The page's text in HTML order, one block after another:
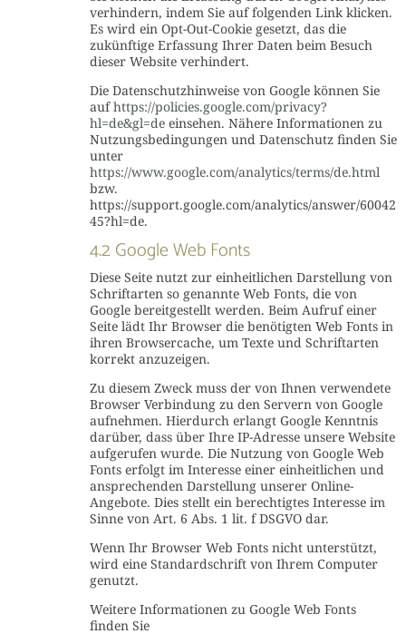
verhindern, indem Sie auf folgenden Link klicken.
Es wird ein Opt-Out-Cookie gesetzt, das die
zukünftige Erfassung Ihrer Daten beim Besuch
dieser Website verhindert.
Die Datenschutzhinweise von Google können Sie
aufhttps://policies.google.com/privacy?
hl=de&gl=de einsehen. Nähere Informationen zu
Nutzungsbedingungen und Datenschutz finden Sie
unter
https://www.google.com/analytics/terms/de.html
bzw.
https://support.google.com/analytics/answer/60042
45?hl=de.
4.2 Google Web Fonts
Diese Seite nutzt zur einheitlichen Darstellung von
Schriftarten so genannte Web Fonts, die von
Google bereitgestellt werden. Beim Aufruf einer
Seite lädt Ihr Browser die benötigten Web Fonts in
ihren Browsercache, um Texte und Schriftarten
korrekt anzuzeigen.
Zu diesem Zweck muss der von Ihnen verwendete
Browser Verbindung zu den Servern von Google
aufnehmen. Hierdurch erlangt Google Kenntnis
darüber, dass über Ihre IP-Adresse unsere Website
aufgerufen wurde. Die Nutzung von Google Web
Fonts erfolgt im Interesse einer einheitlichen und
ansprechenden Darstellung unserer Online-
Angebote. Dies stellt ein berechtigtes Interesse im
Sinne von Art. 6 Abs. 1 lit. f DSGVO dar.
Wenn Ihr Browser Web Fonts nicht unterstützt,
wird eine Standardschrift von Ihrem Computer
genutzt.
Weitere Informationen zu Google Web Fonts
finden Sie